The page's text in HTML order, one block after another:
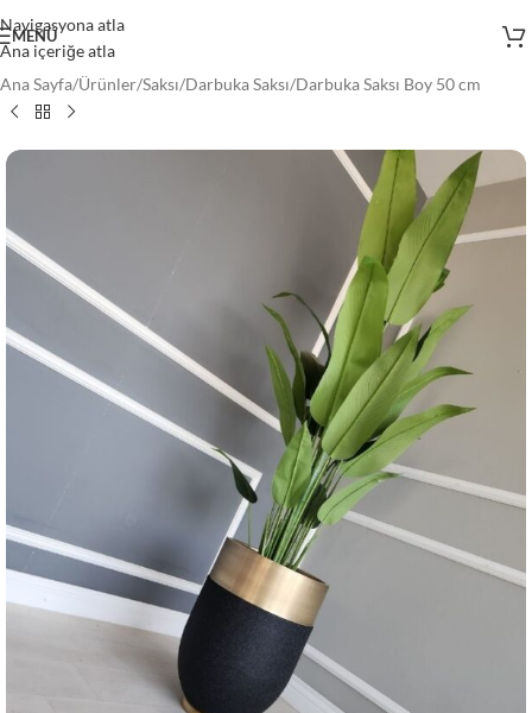
Navigasyona atla
Ana içeriğe atla
MENÜ
Ana Sayfa/Ürünler/Saksı/Darbuka Saksı/Darbuka Saksı Boy 50 cm